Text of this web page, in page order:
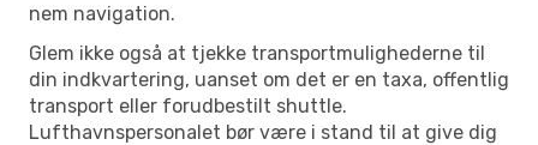
nem navigation.
Glem ikke også at tjekke transportmulighederne til
din indkvartering, uanset om det er en taxa, offentlig
transport eller forudbestilt shuttle.
Lufthavnspersonalet bør være i stand til at give dig